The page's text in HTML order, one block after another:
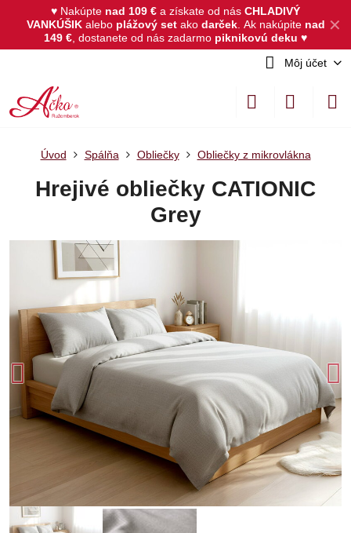
✕
♥ Nakúpte nad 109 € a získate od nás CHLADIVÝ
VANKÚŠIKalebo plážový set akodarček. Ak nakúpite nad
149 € , dostanete od nás zadarmo piknikovú deku ♥
Môj účet
Úvod Spálňa Obliečky Obliečky z mikrovlákna
Hrejivé obliečky CATIONIC
Grey